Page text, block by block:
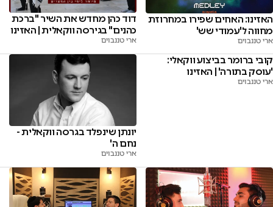
האזינו: האחים שפירו במחרוזת
מחווה ל'עמודי שש'
ארי טננבוים
דוד כהן מחדש את השיר "ברכת
כהנים" בגירסה ווקאלית | האזינו
ארי טננבוים
קובי ברומר בביצוע ווקאלי:
'עוסק בתורה' | האזינו
ארי טננבוים
יונתן שינפלד בגרסה ווקאלית -
נחם ה'
ארי טננבוים